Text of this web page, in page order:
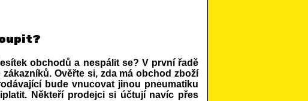
obchodů a nespálit se? V první řadě
Ověřte si, zda má obchod zboží
bude vnucovat jinou pneumatiku
Někteří prodejci si účtují navíc přes